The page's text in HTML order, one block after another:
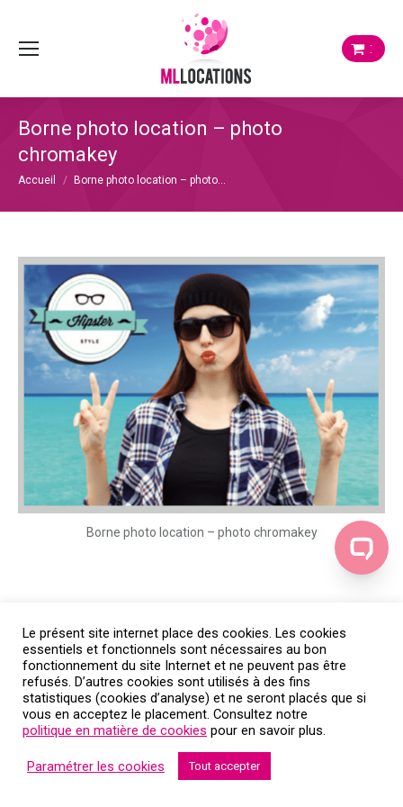
:
Borne photo location – photo
chromakey
Vous êtes ici :
Accueil Borne photo location – photo…
Borne photo location – photo chromakey
Le présent site internet place des cookies. Les cookies
essentiels et fonctionnels sont nécessaires au bon
fonctionnement du site Internet et ne peuvent pas être
refusés. D’autres cookies sont utilisés à des fins
statistiques (cookies d’analyse) et ne seront placés que si
vous en acceptez le placement. Consultez notre
politique en matière de cookies pour en savoir plus.
Paramétrer les cookies Tout accepter